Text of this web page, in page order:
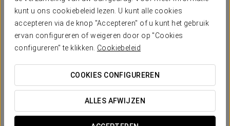
kunt u ons cookiebeleid lezen. U kunt alle cookies
accepteren via de knop "Accepteren" of u kunt het gebruik
ervan configureren of weigeren door op "Cookies
configureren" te klikken. Cookiebeleid
COOKIES CONFIGUREREN
ALLES AFWIJZEN
199.99 €
Ontspannende ervaring
Geniet van de meest absolute ontspanning en geniet van een
massage en een fles cava die je zal laten rusten als nooit
tevoren na een intense dag in de stad. Mis deze kans niet en
geniet van deze ontspannende ervaring.